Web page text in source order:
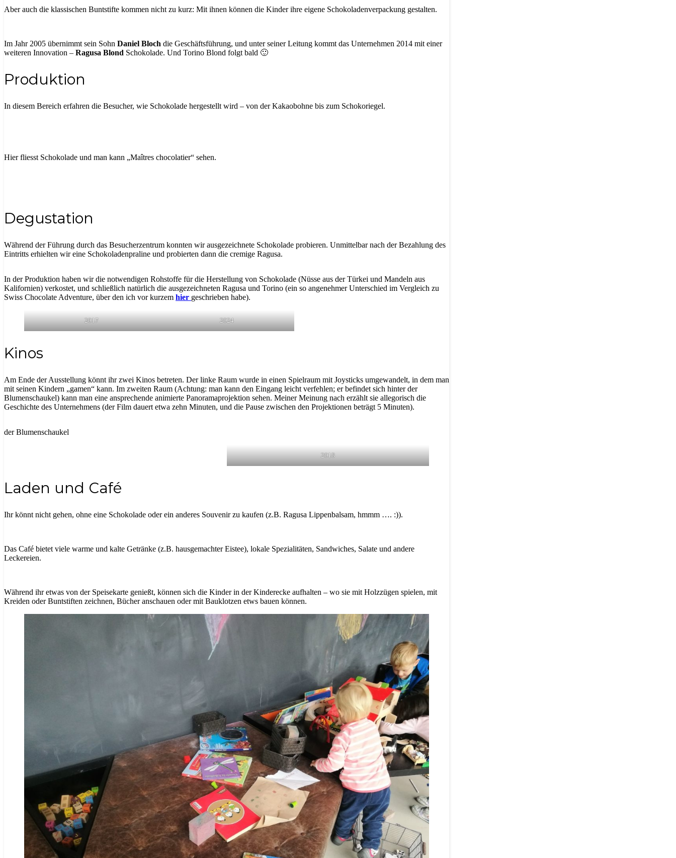
Aber auch die klassischen Buntstifte kommen nicht zu kurz: Mit ihnen können die Kinder ihre eigene Schokoladenverpackung gestalten.
Im Jahr 2005 übernimmt sein Sohn Daniel Bloch die Geschäftsführung, und unter seiner Leitung kommt das Unternehmen 2014 mit einer
weiteren Innovation – Ragusa Blond Schokolade. Und Torino Blond folgt bald 🙂
Produktion
In diesem Bereich erfahren die Besucher, wie Schokolade hergestellt wird – von der Kakaobohne bis zum Schokoriegel.
Hier fliesst Schokolade und man kann „Maîtres chocolatier“ sehen.
Degustation
Während der Führung durch das Besucherzentrum konnten wir ausgezeichnete Schokolade probieren. Unmittelbar nach der Bezahlung des
Eintritts erhielten wir eine Schokoladenpraline und probierten dann die cremige Ragusa.
In der Produktion haben wir die notwendigen Rohstoffe für die Herstellung von Schokolade (Nüsse aus der Türkei und Mandeln aus
Kalifornien) verkostet, und schließlich natürlich die ausgezeichneten Ragusa und Torino (ein so angenehmer Unterschied im Vergleich zu
Swiss Chocolate Adventure, über den ich vor kurzem hier geschrieben habe).
2017 2024
Kinos
Am Ende der Ausstellung könnt ihr zwei Kinos betreten. Der linke Raum wurde in einen Spielraum mit Joysticks umgewandelt, in dem man
mit seinen Kindern „gamen“ kann. Im zweiten Raum (Achtung: man kann den Eingang leicht verfehlen; er befindet sich hinter der
Blumenschaukel) kann man eine ansprechende animierte Panoramaprojektion sehen. Meiner Meinung nach erzählt sie allegorisch die
Geschichte des Unternehmens (der Film dauert etwa zehn Minuten, und die Pause zwischen den Projektionen beträgt 5 Minuten).
der Blumenschaukel
2018
Laden und Café
Ihr könnt nicht gehen, ohne eine Schokolade oder ein anderes Souvenir zu kaufen (z.B. Ragusa Lippenbalsam, hmmm …. :)).
Das Café bietet viele warme und kalte Getränke (z.B. hausgemachter Eistee), lokale Spezialitäten, Sandwiches, Salate und andere
Leckereien.
Während ihr etwas von der Speisekarte genießt, können sich die Kinder in der Kinderecke aufhalten – wo sie mit Holzzügen spielen, mit
Kreiden oder Buntstiften zeichnen, Bücher anschauen oder mit Bauklotzen etws bauen können.